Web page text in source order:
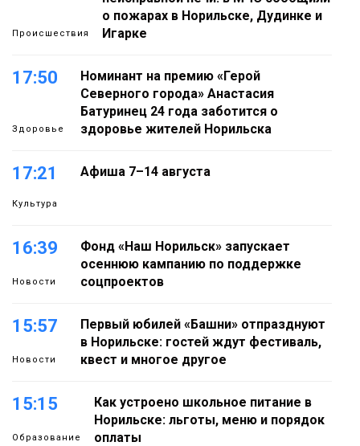
Происшествия
о пожарах в Норильске, Дудинке и
Игарке
17:50
Здоровье
Номинант на премию «Герой
Северного города» Анастасия
Батуринец 24 года заботится о
здоровье жителей Норильска
17:21
Культура
Афиша 7–14 августа
16:39
Новости
Фонд «Наш Норильск» запускает
осеннюю кампанию по поддержке
соцпроектов
15:57
Новости
Первый юбилей «Башни» отпразднуют
в Норильске: гостей ждут фестиваль,
квест и многое другое
15:15
Образование
Как устроено школьное питание в
Норильске: льготы, меню и порядок
оплаты